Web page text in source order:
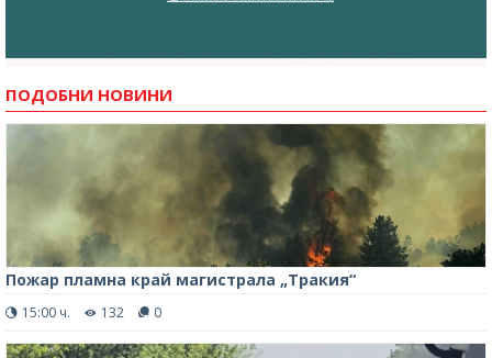
ПОДОБНИ НОВИНИ
Пожар пламна край магистрала „Тракия“
15:00 ч. 132 0